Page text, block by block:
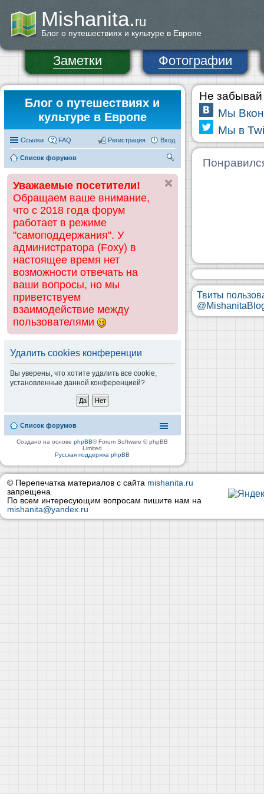
Mishanita.ru
Блог о путешествиях и культуре в Европе
Заметки Фотографии
Блог о путешествиях и
культуре в Европе
Ссылки FAQ Вход
Регистрация
Список форумов
ск
Уважаемые посетители!
Обращаем ваше внимание,
что с 2018 года форум
работает в режиме
"самоподдержания". У
администратора (Foxy) в
настоящее время нет
возможности отвечать на
ваши вопросы, но мы
приветствуем
взаимодействие между
пользователями
Удалить cookies конференции
Вы уверены, что хотите удалить все cookie,
установленные данной конференцией?
Список форумов
Создано на основеphpBB® Forum Software © phpBB
Limited
Русская поддержка phpBB
Не забывай
Мы
Мы в
Твиты
© Перепечатка материалов с сайта mishanita.ru
запрещена
По всем интересующим вопросам пишите нам на
mishanita@yandex.ru